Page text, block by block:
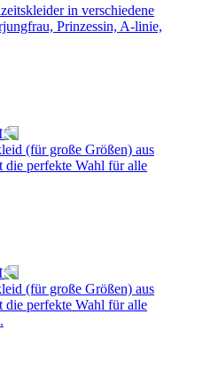
in verschiedene
Prinzessin, A-linie,
(für große Größen) aus
perfekte Wahl für alle
(für große Größen) aus
perfekte Wahl für alle